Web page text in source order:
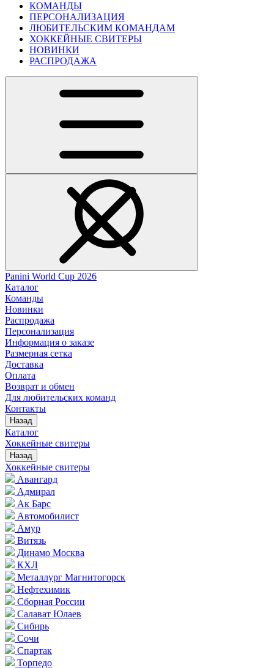
КОМАНДЫ
ПЕРСОНАЛИЗАЦИЯ
ЛЮБИТЕЛЬСКИМ КОМАНДАМ
ХОККЕЙНЫЕ СВИТЕРЫ
НОВИНКИ
РАСПРОДАЖА
Panini World Cup 2026
Каталог
Команды
Новинки
Распродажа
Персонализация
Информация о заказе
Размерная сетка
Доставка
Оплата
Возврат и обмен
Для любительских команд
Контакты
Назад
Каталог
Хоккейные свитеры
Назад
Хоккейные свитеры
Авангард
Адмирал
Ак Барс
Автомобилист
Амур
Витязь
Динамо Москва
КХЛ
Металлург Магнитогорск
Нефтехимик
Сборная России
Салават Юлаев
Сибирь
Сочи
Спартак
Торпедо